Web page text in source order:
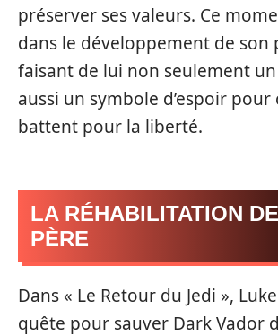
préserver ses valeurs. Ce
dans le développement de son
faisant de lui non seulement
aussi un symbole d’espoir pour
battent pour la liberté.
LA RÉHABILITATION
PÈRE
Dans « Le Retour du Jedi »,
quête pour sauver Dark Vador